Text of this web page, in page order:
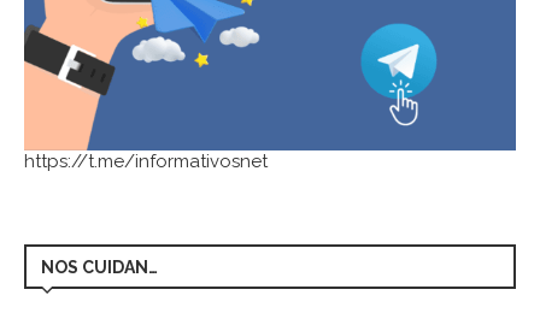
https://t.me/informativosnet
NOS CUIDAN…